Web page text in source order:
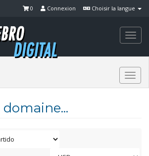
Choisir la langue
Connexion
0